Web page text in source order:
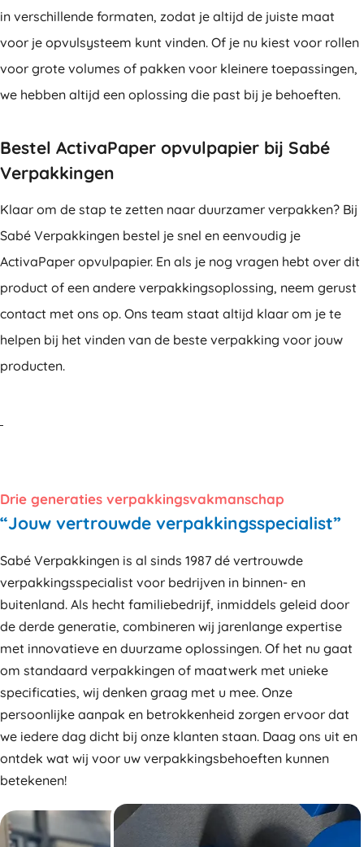
in verschillende formaten, zodat je altijd de juiste maat
voor je opvulsysteem kunt vinden. Of je nu kiest voor rollen
voor grote volumes of pakken voor kleinere toepassingen,
we hebben altijd een oplossing die past bij je behoeften.
Bestel ActivaPaper opvulpapier bij Sabé
Verpakkingen
Klaar om de stap te zetten naar duurzamer verpakken? Bij
Sabé Verpakkingen bestel je snel en eenvoudig je
ActivaPaper opvulpapier. En als je nog vragen hebt over dit
product of een andere verpakkingsoplossing, neem gerust
contact met ons op. Ons team staat altijd klaar om je te
helpen bij het vinden van de beste verpakking voor jouw
producten.
Drie generaties verpakkingsvakmanschap
“Jouw vertrouwde verpakkingsspecialist”
Sabé Verpakkingen is al sinds 1987 dé vertrouwde
verpakkingsspecialist voor bedrijven in binnen- en
buitenland. Als hecht familiebedrijf, inmiddels geleid door
de derde generatie, combineren wij jarenlange expertise
met innovatieve en duurzame oplossingen. Of het nu gaat
om standaard verpakkingen of maatwerk met unieke
specificaties, wij denken graag met u mee. Onze
persoonlijke aanpak en betrokkenheid zorgen ervoor dat
we iedere dag dicht bij onze klanten staan. Daag ons uit en
ontdek wat wij voor uw verpakkingsbehoeften kunnen
betekenen!